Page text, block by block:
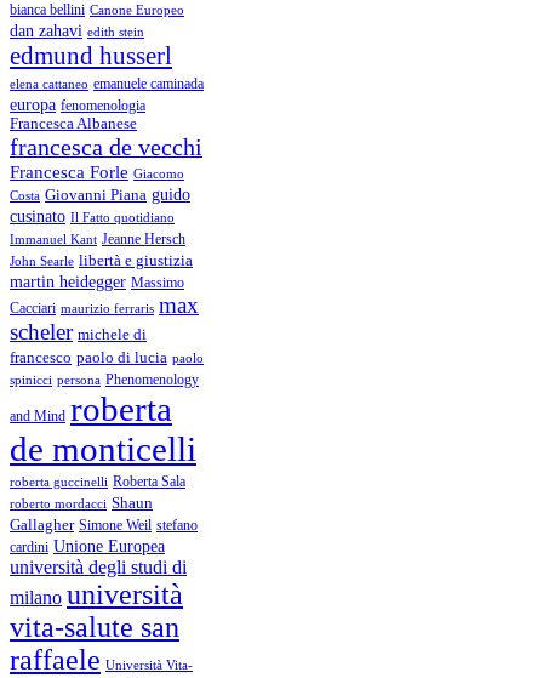
bianca bellini Canone Europeo
dan zahavi edith stein
edmund husserl
elena cattaneo emanuele caminada
europa fenomenologia
Francesca Albanese
francesca de vecchi
Francesca Forle Giacomo
Costa Giovanni Piana guido
cusinato Il Fatto quotidiano
Immanuel Kant Jeanne Hersch
John Searle libertà e giustizia
martin heidegger Massimo
Cacciari maurizio ferraris max
scheler michele di
francesco paolo di lucia paolo
spinicci persona Phenomenology
and Mind roberta
de monticelli
roberta guccinelli Roberta Sala
roberto mordacci Shaun
Gallagher Simone Weil stefano
cardini Unione Europea
università degli studi di
milano università
vita-salute san
raffaele Università Vita-